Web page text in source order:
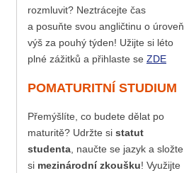
rozmluvit? Neztrácejte čas
a posuňte svou angličtinu o úroveň
výš za pouhý týden! Užijte si léto
plné zážitků a přihlaste se ZDE
POMATURITNÍ STUDIUM
Přemýšlíte, co budete dělat po
maturitě? Udržte si statut
studenta, naučte se jazyk a složte
si mezinárodní zkoušku! Využijte